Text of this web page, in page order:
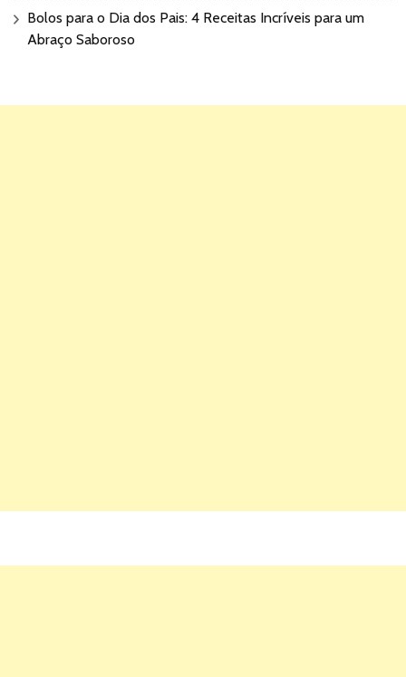
Bolos para o Dia dos Pais: 4 Receitas Incríveis para um
Abraço Saboroso